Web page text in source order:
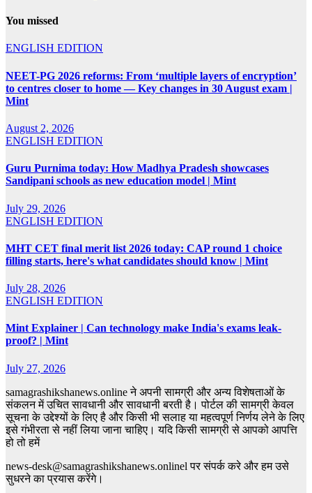
You missed
ENGLISH EDITION
NEET-PG 2026 reforms: From ‘multiple layers of encryption’
to centres closer to home — Key changes in 30 August exam |
Mint
August 2, 2026
ENGLISH EDITION
Guru Purnima today: How Madhya Pradesh showcases
Sandipani schools as new education model | Mint
July 29, 2026
ENGLISH EDITION
MHT CET final merit list 2026 today: CAP round 1 choice
filling starts, here's what candidates should know | Mint
July 28, 2026
ENGLISH EDITION
Mint Explainer | Can technology make India's exams leak-
proof? | Mint
July 27, 2026
samagrashikshanews.online ने अपनी सामग्री और अन्य विशेषताओं के
संकलन में उचित सावधानी और सावधानी बरती है। पोर्टल की सामग्री केवल
सूचना के उद्देश्यों के लिए है और किसी भी सलाह या महत्वपूर्ण निर्णय लेने के लिए
इसे गंभीरता से नहीं लिया जाना चाहिए। यदि किसी सामग्री से आपको आपत्ति
हो तो हमें
news-desk@samagrashikshanews.onlinel पर संपर्क करे और हम उसे
सुधरने का प्रयास करेंगे।